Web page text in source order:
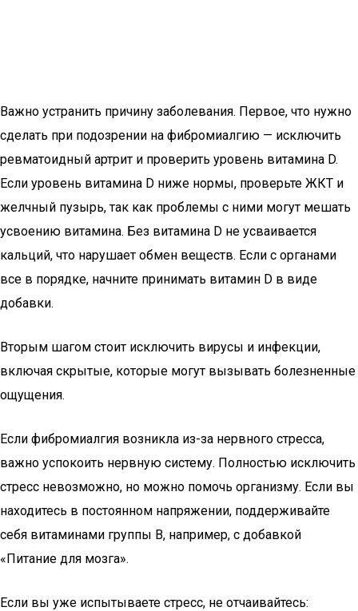
Важно устранить причину заболевания. Первое, что нужно
сделать при подозрении на фибромиалгию — исключить
ревматоидный артрит и проверить уровень витамина D.
Если уровень витамина D ниже нормы, проверьте ЖКТ и
желчный пузырь, так как проблемы с ними могут мешать
усвоению витамина. Без витамина D не усваивается
кальций, что нарушает обмен веществ. Если с органами
все в порядке, начните принимать витамин D в виде
добавки.
Вторым шагом стоит исключить вирусы и инфекции,
включая скрытые, которые могут вызывать болезненные
ощущения.
Если фибромиалгия возникла из-за нервного стресса,
важно успокоить нервную систему. Полностью исключить
стресс невозможно, но можно помочь организму. Если вы
находитесь в постоянном напряжении, поддерживайте
себя витаминами группы B, например, с добавкой
«Питание для мозга».
Если вы уже испытываете стресс, не отчаивайтесь: